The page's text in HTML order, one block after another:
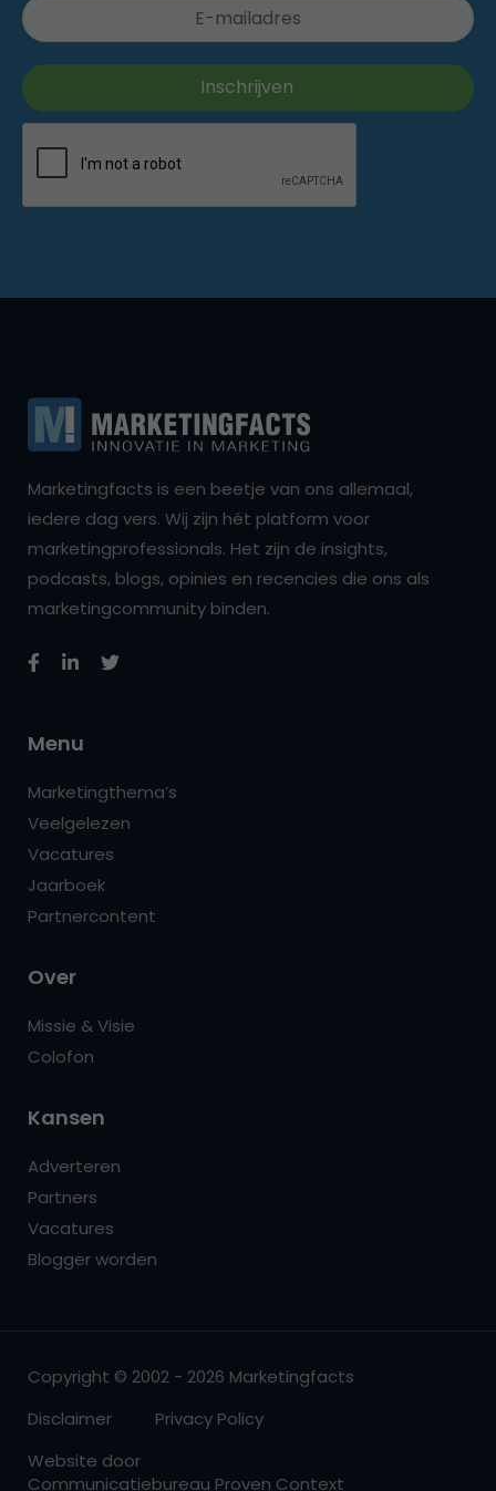
Marketingfacts is een beetje van ons allemaal,
iedere dag vers. Wij zijn hét platform voor
marketingprofessionals. Het zijn de insights,
podcasts, blogs, opinies en recencies die ons als
marketingcommunity binden.
Menu
Marketingthema’s
Veelgelezen
Vacatures
Jaarboek
Partnercontent
Over
Missie & Visie
Colofon
Kansen
Adverteren
Partners
Vacatures
Blogger worden
Copyright © 2002 - 2026 Marketingfacts
Disclaimer
Privacy Policy
Website door
Communicatiebureau Proven Context